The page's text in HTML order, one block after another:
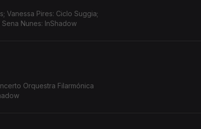
Vanessa Pires: Ciclo Suggia;
Nunes: InShadow
Orquestra Filarmónica